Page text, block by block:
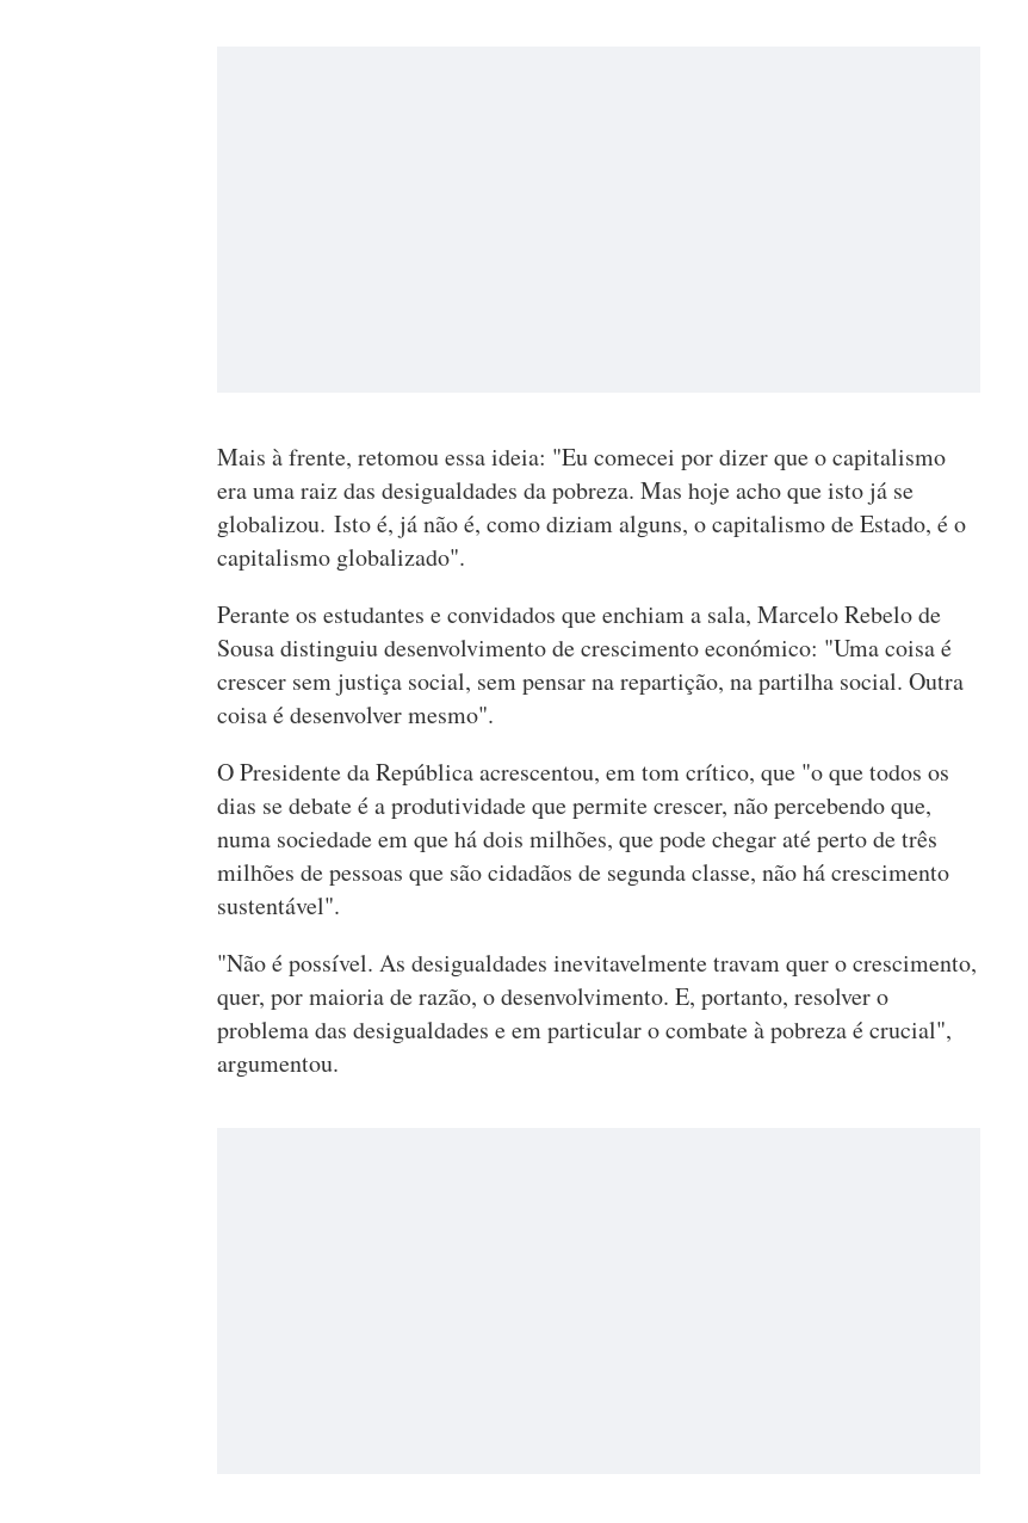
Mais à frente, retomou essa ideia: "Eu comecei por dizer que o capitalismo
era uma raiz das desigualdades da pobreza. Mas hoje acho que isto já se
globalizou. Isto é, já não é, como diziam alguns, o capitalismo de Estado, é o
capitalismo globalizado".
Perante os estudantes e convidados que enchiam a sala, Marcelo Rebelo de
Sousa distinguiu desenvolvimento de crescimento económico: "Uma coisa é
crescer sem justiça social, sem pensar na repartição, na partilha social. Outra
coisa é desenvolver mesmo".
O Presidente da República acrescentou, em tom crítico, que "o que todos os
dias se debate é a produtividade que permite crescer, não percebendo que,
numa sociedade em que há dois milhões, que pode chegar até perto de três
milhões de pessoas que são cidadãos de segunda classe, não há crescimento
sustentável".
"Não é possível. As desigualdades inevitavelmente travam quer o crescimento,
quer, por maioria de razão, o desenvolvimento. E, portanto, resolver o
problema das desigualdades e em particular o combate à pobreza é crucial",
argumentou.